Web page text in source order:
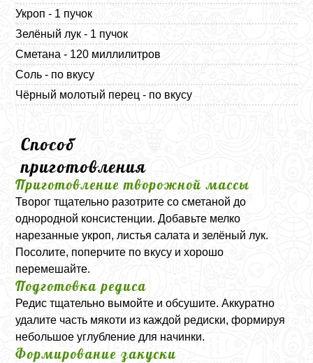
Укроп - 1 пучок
Зелёный лук - 1 пучок
Сметана - 120 миллилитров
Соль - по вкусу
Чёрный молотый перец - по вкусу
Способ
приготовления
Приготовление творожной массы
Творог тщательно разотрите со сметаной до
однородной консистенции. Добавьте мелко
нарезанные укроп, листья салата и зелёный лук.
Посолите, поперчите по вкусу и хорошо
перемешайте.
Подготовка редиса
Редис тщательно вымойте и обсушите. Аккуратно
удалите часть мякоти из каждой редиски, формируя
небольшое углубление для начинки.
Формирование закуски